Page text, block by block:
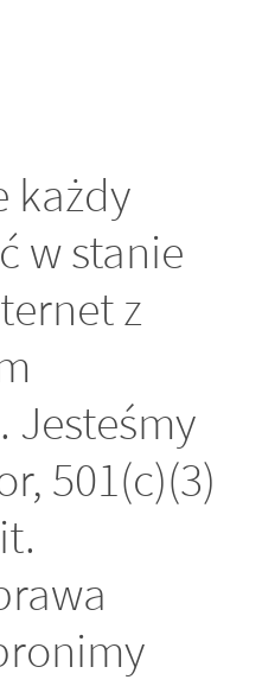
każdy
w stanie
z
Jesteśmy
501(c)(3)